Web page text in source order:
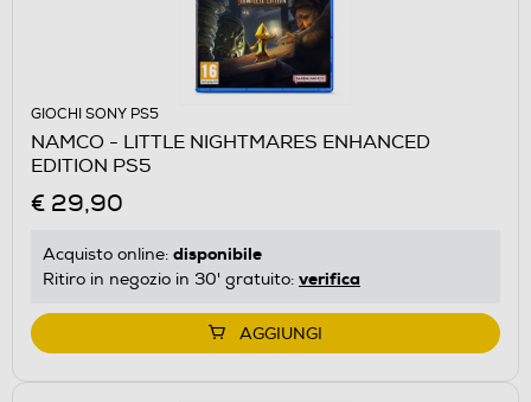
GIOCHI SONY PS5
NAMCO - LITTLE NIGHTMARES ENHANCED
EDITION PS5
€ 29,90
Acquisto online: disponibile
Ritiro in negozio in 30' gratuito: verifica
AGGIUNGI